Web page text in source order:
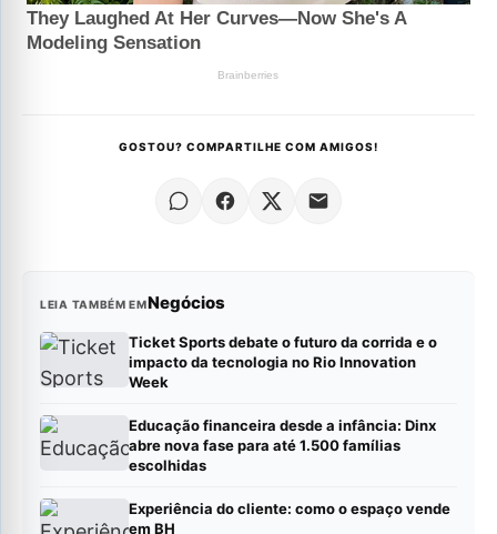
GOSTOU? COMPARTILHE COM AMIGOS!
LEIA TAMBÉM EMNegócios
Ticket Sports debate o futuro da corrida e o
impacto da tecnologia no Rio Innovation
Week
Educação financeira desde a infância: Dinx
abre nova fase para até 1.500 famílias
escolhidas
Experiência do cliente: como o espaço vende
em BH